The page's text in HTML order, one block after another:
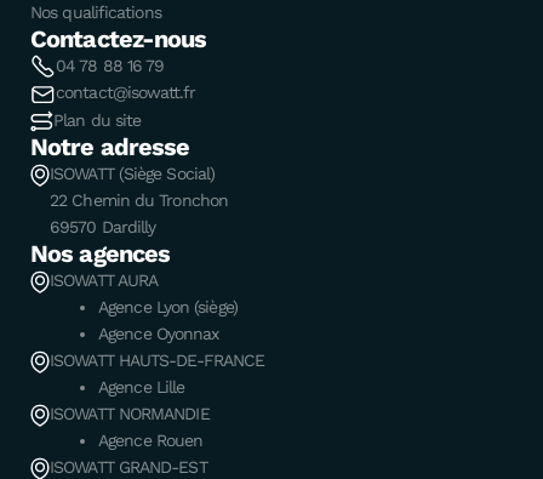
Nos qualifications
Contactez-nous
04 78 88 16 79
contact@isowatt.fr
Plan du site
Notre adresse
ISOWATT (Siège Social)
22 Chemin du Tronchon
69570 Dardilly
Nos agences
ISOWATT AURA
Agence Lyon (siège)
Agence Oyonnax
ISOWATT HAUTS-DE-FRANCE
Agence Lille
ISOWATT NORMANDIE
Agence Rouen
ISOWATT GRAND-EST